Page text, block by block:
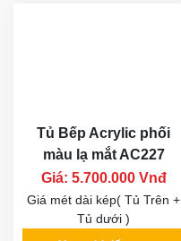
Tủ Bếp Acrylic phối
màu lạ mắt AC227
Giá: 5.700.000 Vnđ
Giá mét dài kép( Tủ Trên +
Tủ dưới )